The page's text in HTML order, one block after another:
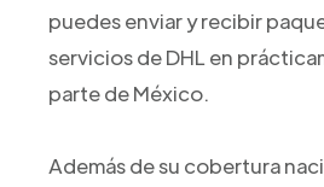
puedes enviar y recibir
servicios de DHL en
parte de México.
Además de su cobertura